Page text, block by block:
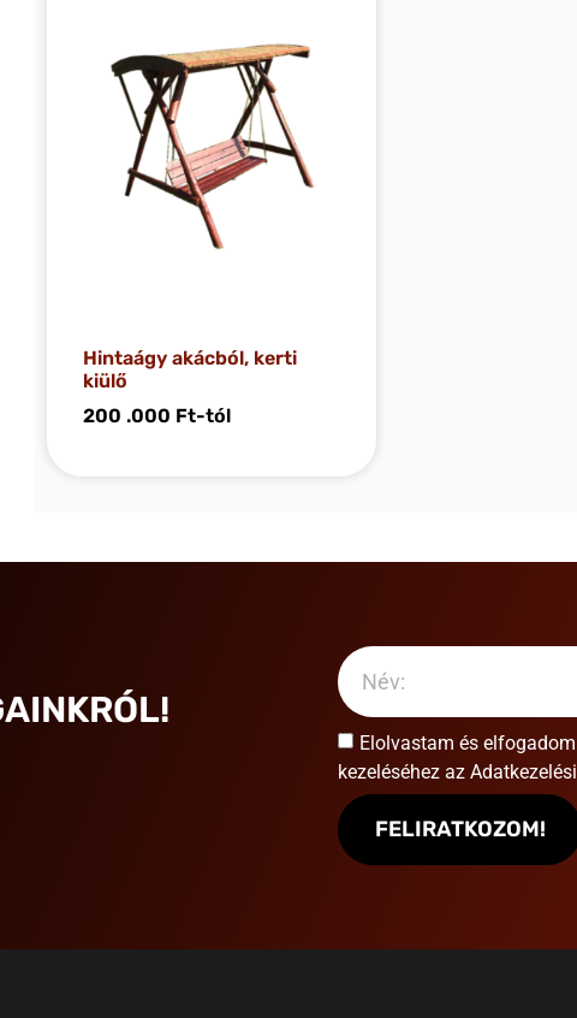
Hintaágy akácból, kerti
kiülő
200 .000 Ft-tól
Elolvastam és
kezeléséhez az
FELIRATKOZOM!